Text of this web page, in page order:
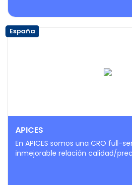
España
APICES
En APICES somos una CRO full-
inmejorable relación calidad/